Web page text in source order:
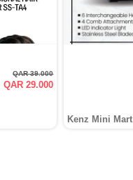
QAR 39.000
QAR 29.000
Kenz Mini Mart